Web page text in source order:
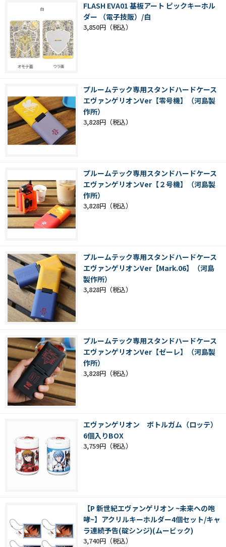
FLASH EVA01 基板アート ピックキーホル
ダー （電子技販）/白
3,850円
プルームテック専用スタンドハードケース
エヴァンゲリオンVer【零号機】（河島製
作所）
3,828円
プルームテック専用スタンドハードケース
エヴァンゲリオンVer【２号機】（河島製
作所）
3,828円
プルームテック専用スタンドハードケース
エヴァンゲリオンVer【Mark.06】（河島
製作所）
3,828円
プルームテック専用スタンドハードケース
エヴァンゲリオンVer【ゼーレ】（河島製
作所）
3,828円
エヴァンゲリオン ボトルガム（ロッテ）
6個入りBOX
3,759円
【P 新世紀エヴァンゲリオン ~未来への咆
哮~】アクリルキーホルダー4個セット/キャ
ラ連続予告(碇シンジ)(ムービック)
3,740円